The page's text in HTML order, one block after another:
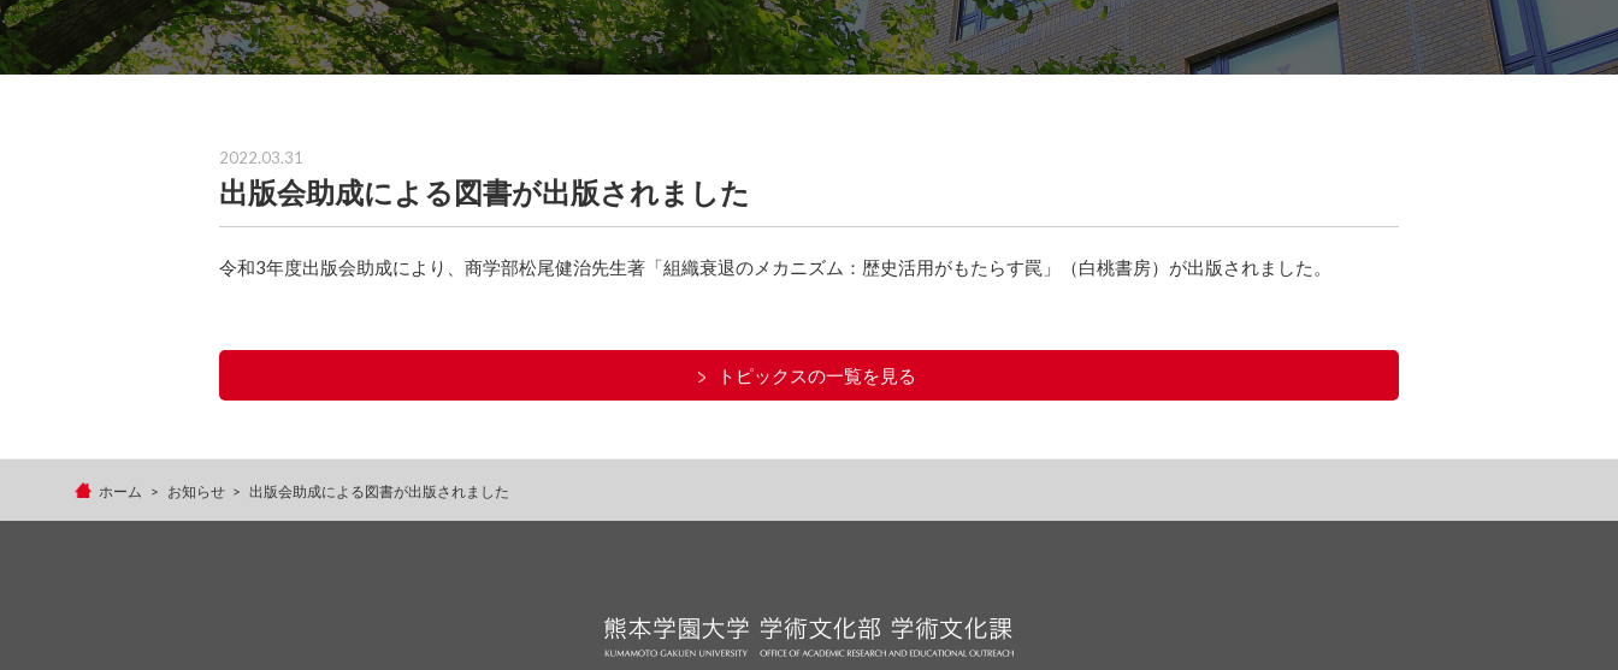
2022.03.31
出版会助成による図書が出版されました
令和3年度出版会助成により、商学部松尾健治先生著「組織衰退のメカニズム：歴史活用がもたらす罠」（白桃書房）が出版されました。
トピックスの一覧を見る
ホーム お知らせ 出版会助成による図書が出版されました